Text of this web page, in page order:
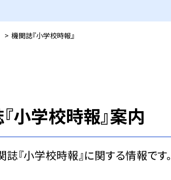
> 機関誌『小学校時報』
小学校時報』案内
『小学校時報』に関する情報です。